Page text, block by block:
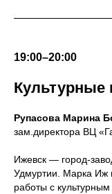
19:00–20:00
Культурные
Рупасова Марина
зам.директора ВЦ
Ижевск — город-
Удмуртии. Марка Иж
работы с